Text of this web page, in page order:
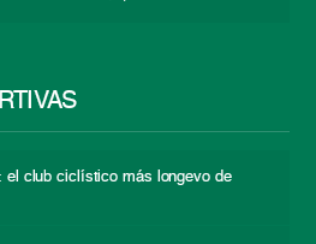
el club ciclístico más longevo de